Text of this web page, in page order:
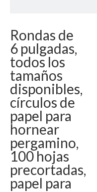
Rondas de
6 pulgadas,
todos los
tamaños
disponibles,
círculos de
papel para
hornear
pergamino,
100 hojas
precortadas,
papel para